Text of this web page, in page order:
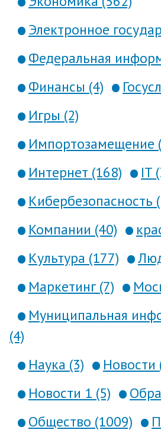
Электронное
Федеральная
Финансы (4)
Игры (2)
Импортозамещение
Интернет (168)
IT
Кибербезопасность
Компании (40)
Культура (177)
Маркетинг (7)
Муниципальная
(4)
Наука (3)
Новости
Новости 1 (5)
Общество (1009)